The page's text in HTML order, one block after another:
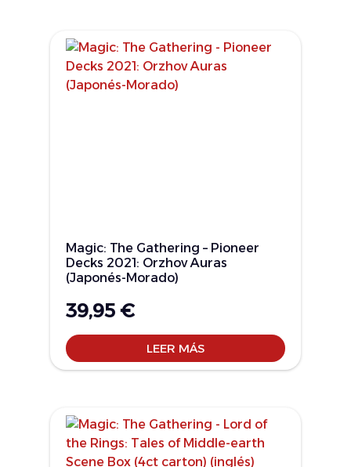
Magic: The Gathering – Pioneer
Decks 2021: Orzhov Auras
(Japonés-Morado)
39,95 €
LEER MÁS